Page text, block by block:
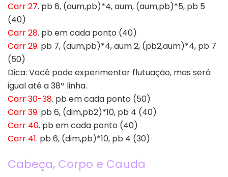
Carr 27. pb 6, (aum,pb)*4, aum, (aum,pb)*5, pb 5
(40)
Carr 28. pb em cada ponto (40)
Carr 29. pb 7, (aum,pb)*4, aum 2, (pb2,aum)*4, pb 7
(50)
Dica: Você pode experimentar flutuação, mas será
igual até a 38ª linha.
Carr 30-38. pb em cada ponto (50)
Carr 39. pb 6, (dim,pb2)*10, pb 4 (40)
Carr 40. pb em cada ponto (40)
Carr 41. pb 6, (dim,pb)*10, pb 4 (30)
Cabeça, Corpo e Cauda